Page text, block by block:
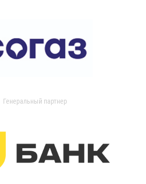
Генеральный партнер